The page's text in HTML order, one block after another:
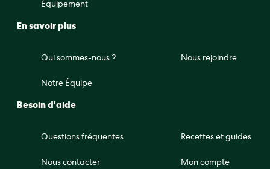
Équipement
En savoir plus
Qui sommes-nous ?
Notre Équipe
Nous rejoindre
Besoin d'aide
Questions fréquentes
Nous contacter
Recettes et guides
Mon compte